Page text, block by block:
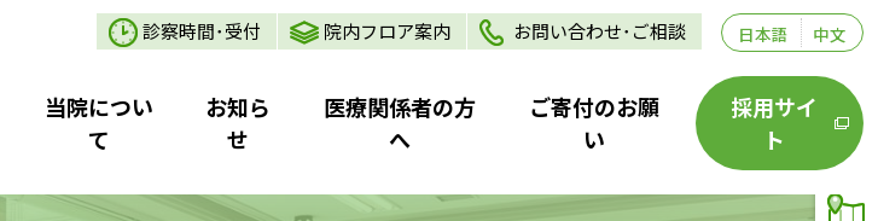
当院につい
て
お知ら
せ
医療関係者の方
へ
ご寄付のお願
い
採用サイ
ト
診察時間･受付 院内フロア案内 お問い合わせ･ご相談 日本語 中文